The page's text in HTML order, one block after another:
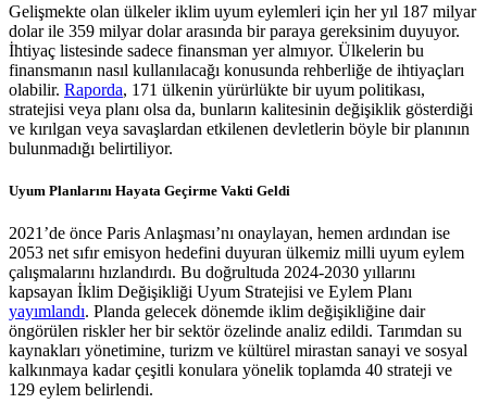
Gelişmekte olan ülkeler iklim uyum eylemleri için her yıl 187 milyar
dolar ile 359 milyar dolar arasında bir paraya gereksinim duyuyor.
İhtiyaç listesinde sadece finansman yer almıyor. Ülkelerin bu
finansmanın nasıl kullanılacağı konusunda rehberliğe de ihtiyaçları
olabilir. Raporda, 171 ülkenin yürürlükte bir uyum politikası,
stratejisi veya planı olsa da, bunların kalitesinin değişiklik gösterdiği
ve kırılgan veya savaşlardan etkilenen devletlerin böyle bir planının
bulunmadığı belirtiliyor.
Uyum Planlarını Hayata Geçirme Vakti Geldi
2021’de önce Paris Anlaşması’nı onaylayan, hemen ardından ise
2053 net sıfır emisyon hedefini duyuran ülkemiz milli uyum eylem
çalışmalarını hızlandırdı. Bu doğrultuda 2024-2030 yıllarını
kapsayan İklim Değişikliği Uyum Stratejisi ve Eylem Planı
yayımlandı. Planda gelecek dönemde iklim değişikliğine dair
öngörülen riskler her bir sektör özelinde analiz edildi. Tarımdan su
kaynakları yönetimine, turizm ve kültürel mirastan sanayi ve sosyal
kalkınmaya kadar çeşitli konulara yönelik toplamda 40 strateji ve
129 eylem belirlendi.